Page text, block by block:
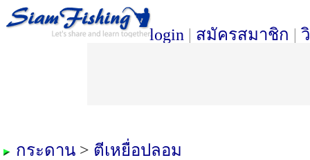
login | สมัครสมาชิก |
กระดาน > ตีเหยื่อปลอม